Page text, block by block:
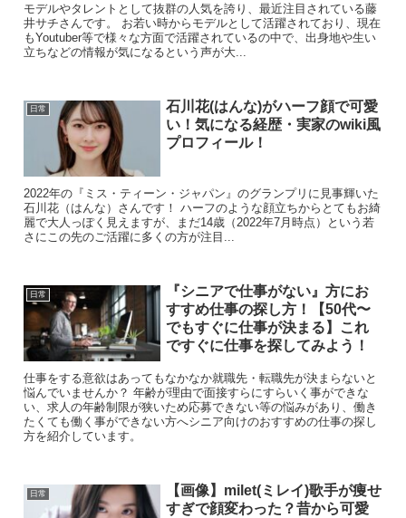
モデルやタレントとして抜群の人気を誇り、最近注目されている藤
井サチさんです。 お若い時からモデルとして活躍されており、現在
もYoutuber等で様々な方面で活躍されているの中で、出身地や生い
立ちなどの情報が気になるという声が大...
日常
石川花(はんな)がハーフ顔で可愛
い！気になる経歴・実家のwiki風
プロフィール！
2022年の『ミス・ティーン・ジャパン』のグランプリに見事輝いた
石川花（はんな）さんです！ ハーフのような顔立ちからとてもお綺
麗で大人っぽく見えますが、まだ14歳（2022年7月時点）という若
さにこの先のご活躍に多くの方が注目...
日常
『シニアで仕事がない』方にお
すすめ仕事の探し方！【50代〜
でもすぐに仕事が決まる】これ
ですぐに仕事を探してみよう！
仕事をする意欲はあってもなかなか就職先・転職先が決まらないと
悩んでいませんか？ 年齢が理由で面接すらにすらいく事ができな
い、求人の年齢制限が狭いため応募できない等の悩みがあり、働き
たくても働く事ができない方へシニア向けのおすすめの仕事の探し
方を紹介しています。
日常
【画像】milet(ミレイ)歌手が痩せ
すぎで顔変わった？昔から可愛